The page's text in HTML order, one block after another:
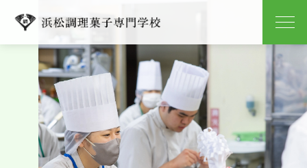
学校紹介
学科紹介
キャンパスライフ